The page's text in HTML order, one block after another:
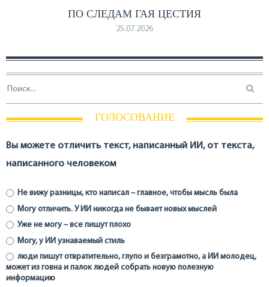
ПО СЛЕДАМ ГАЯ ЦЕСТИЯ
25.07.2026
ГОЛОСОВАНИЕ
Вы можете отличить текст, написанный ИИ, от текста,
написанного человеком
Не вижу разницы, кто написал – главное, чтобы мысль была
Могу отличить. У ИИ никогда не бывает новых мыслей
Уже не могу – все пишут плохо
Могу, у ИИ узнаваемый стиль
люди пишут отвратительно, глупо и безграмотно, а ИИ молодец,
может из говна и палок людей собрать новую полезную
информацию